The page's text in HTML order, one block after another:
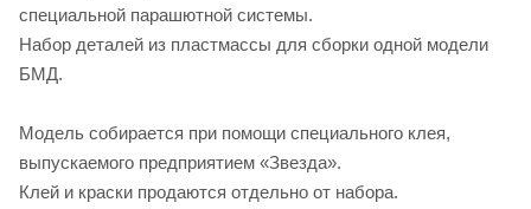
специальной парашютной системы.
Набор деталей из пластмассы для сборки одной модели
БМД.
Модель собирается при помощи специального клея,
выпускаемого предприятием «Звезда».
Клей и краски продаются отдельно от набора.